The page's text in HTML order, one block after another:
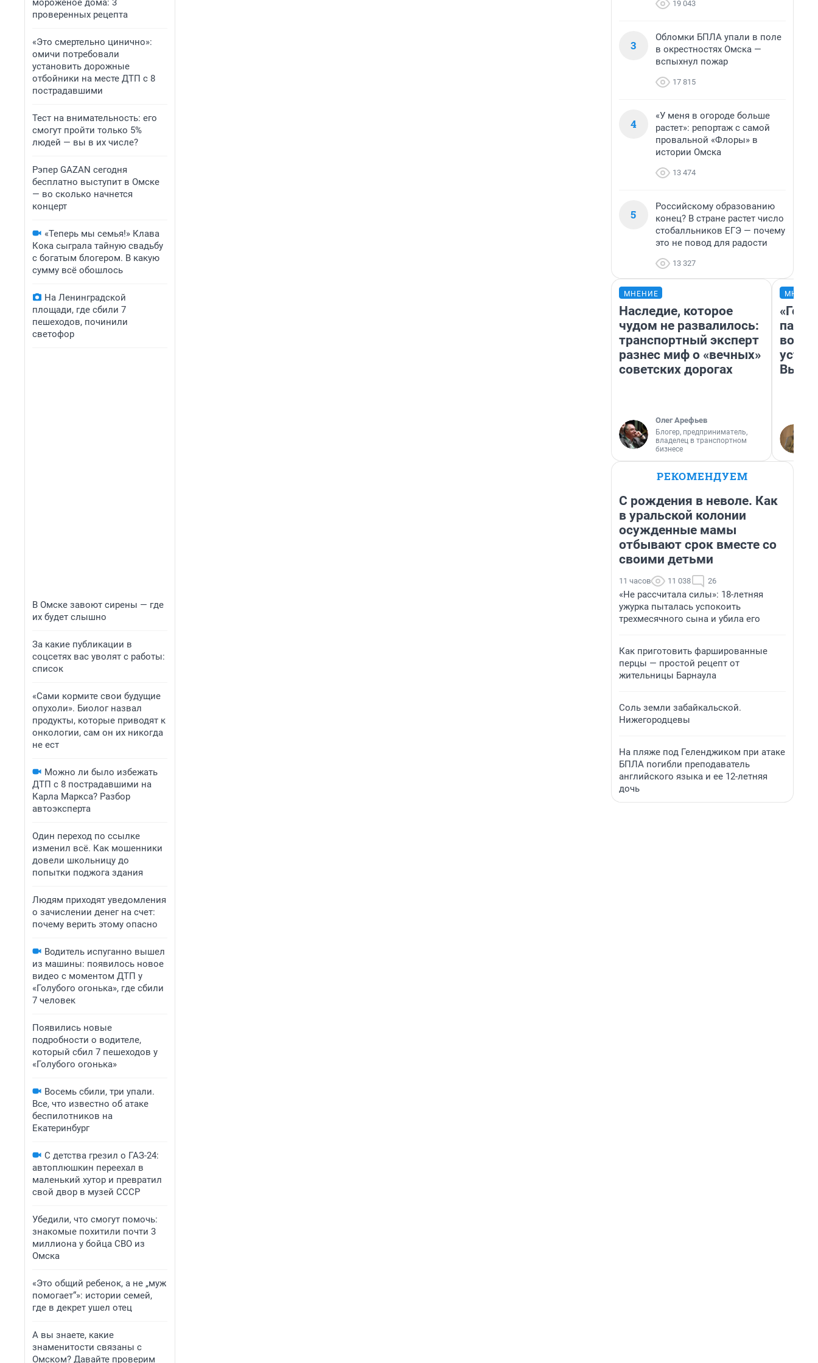
мороженое дома: 3
проверенных рецепта
«Это смертельно цинично»:
омичи потребовали
установить дорожные
отбойники на месте ДТП с 8
пострадавшими
Тест на внимательность: его
смогут пройти только 5%
людей — вы в их числе?
Рэпер GAZAN сегодня
бесплатно выступит в Омске
— во сколько начнется
концерт
«Теперь мы семья!» Клава
Кока сыграла тайную свадьбу
с богатым блогером. В какую
сумму всё обошлось
На Ленинградской
площади, где сбили 7
пешеходов, починили
светофор
В Омске завоют сирены — где
их будет слышно
За какие публикации в
соцсетях вас уволят с работы:
список
«Сами кормите свои будущие
опухоли». Биолог назвал
продукты, которые приводят к
онкологии, сам он их никогда
не ест
Можно ли было избежать
ДТП с 8 пострадавшими на
Карла Маркса? Разбор
автоэксперта
Один переход по ссылке
изменил всё. Как мошенники
довели школьницу до
попытки поджога здания
Людям приходят уведомления
о зачислении денег на счет:
почему верить этому опасно
Водитель испуганно вышел
из машины: появилось новое
видео с моментом ДТП у
«Голубого огонька», где сбили
7 человек
Появились новые
подробности о водителе,
который сбил 7 пешеходов у
«Голубого огонька»
Восемь сбили, три упали.
Все, что известно об атаке
беспилотников на
Екатеринбург
С детства грезил о ГАЗ-24:
автоплюшкин переехал в
маленький хутор и превратил
свой двор в музей СССР
Убедили, что смогут помочь:
знакомые похитили почти 3
миллиона у бойца СВО из
Омска
«Это общий ребенок, а не „муж
помогает“»: истории семей,
где в декрет ушел отец
А вы знаете, какие
знаменитости связаны с
Омском? Давайте проверим
19 043
3
Обломки БПЛА упали в поле
в окрестностях Омска —
вспыхнул пожар
17 815
4
«У меня в огороде больше
растет»: репортаж с самой
провальной «Флоры» в
истории Омска
13 474
5
Российскому образованию
конец? В стране растет число
стобалльников ЕГЭ — почему
это не повод для радости
13 327
МНЕНИЕ
Наследие, которое
чудом не развалилось:
транспортный эксперт
разнес миф о «вечных»
советских дорогах
Олег Арефьев
Блогер, предприниматель,
владелец в транспортном
бизнесе
РЕКОМЕНДУЕМ
С рождения в неволе. Как
в уральской колонии
осужденные мамы
отбывают срок вместе со
своими детьми
11 часов 11 038 26
«Не рассчитала силы»: 18-летняя
ужурка пыталась успокоить
трехмесячного сына и убила его
Как приготовить фаршированные
перцы — простой рецепт от
жительницы Барнаула
Соль земли забайкальской.
Нижегородцевы
На пляже под Геленджиком при атаке
БПЛА погибли преподаватель
английского языка и ее 12-летняя
дочь